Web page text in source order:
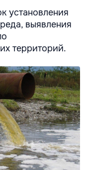
установления
выявления
территорий.